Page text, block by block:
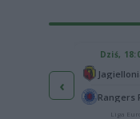
‹
Ferencvaros Budapeszt 1
Zabrze 0
Dziś,
Rangers
Liga